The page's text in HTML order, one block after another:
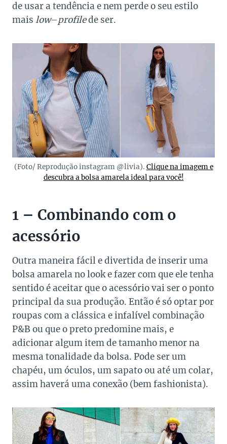
de usar a tendência e nem perde o seu estilo
mais low–profilede ser.
(Foto/ Reprodução instagram @livia). Clique na imagem e
descubra a bolsa amarela ideal para você!
1 – Combinando com o
acessório
Outra maneira fácil e divertida de inserir uma
bolsa amarela no look e fazer com que ele tenha
sentido é aceitar que o acessório vai ser o ponto
principal da sua produção. Então é só optar por
roupas com a clássica e infalível combinação
P&B ou que o preto predomine mais, e
adicionar algum item de tamanho menor na
mesma tonalidade da bolsa. Pode ser um
chapéu, um óculos, um sapato ou até um colar,
assim haverá uma conexão (bem fashionista).